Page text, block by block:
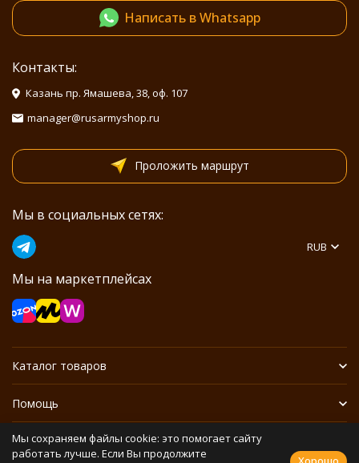
Написать в Whatsapp
Контакты:
Казань пр. Ямашева, 38, оф. 107
manager@rusarmyshop.ru
Проложить маршрут
Мы в социальных сетях:
Мы на маркетплейсах
RUB
Каталог товаров
Помощь
Информация
Мы сохраняем файлы cookie: это помогает сайту
работать лучше. Если Вы продолжите